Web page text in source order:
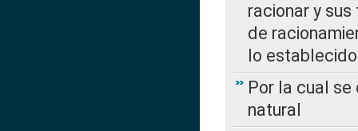
racionar y
de
lo
Por la cual
natural